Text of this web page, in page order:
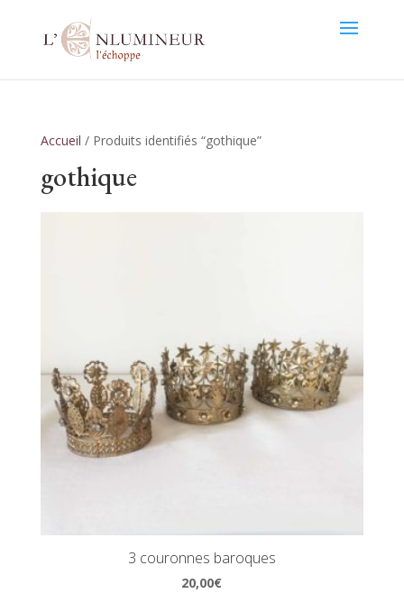
Accueil / Produits identifiés “gothique”
gothique
3 couronnes baroques
20,00€